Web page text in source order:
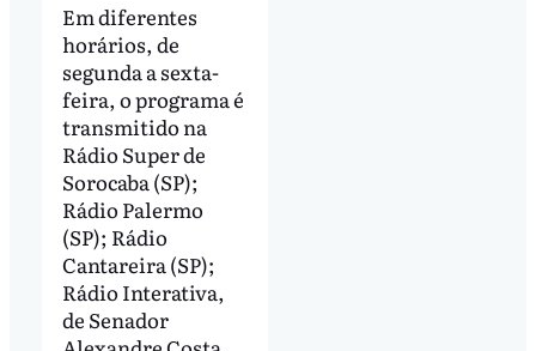
Em diferentes
horários, de
segunda a sexta-
feira, o programa é
transmitido na
Rádio Super de
Sorocaba (SP);
Rádio Palermo
(SP); Rádio
Cantareira (SP);
Rádio Interativa,
de Senador